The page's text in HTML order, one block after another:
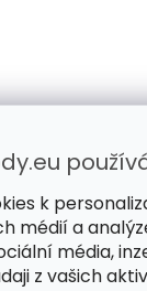
k
médií a
média,
z vašich